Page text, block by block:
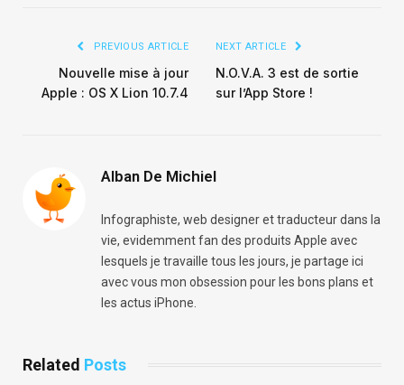
PREVIOUS ARTICLE
Nouvelle mise à jour
Apple : OS X Lion 10.7.4
NEXT ARTICLE
N.O.V.A. 3 est de sortie
sur l’App Store !
Alban De Michiel
Infographiste, web designer et traducteur dans la
vie, evidemment fan des produits Apple avec
lesquels je travaille tous les jours, je partage ici
avec vous mon obsession pour les bons plans et
les actus iPhone.
Related Posts